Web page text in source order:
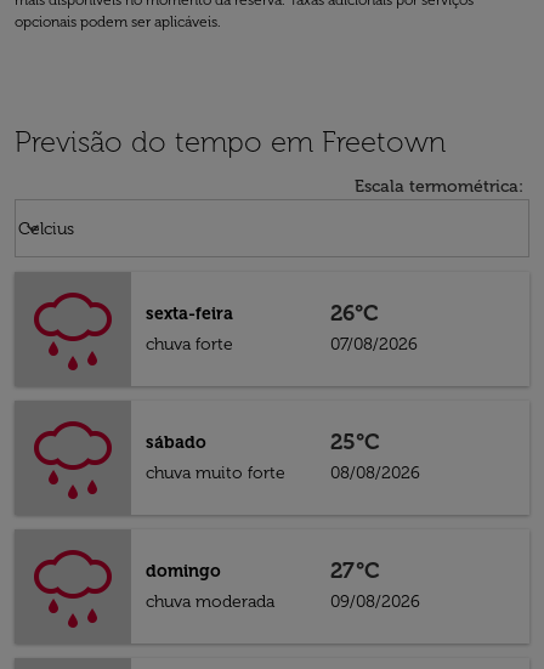
opcionais podem ser aplicáveis.
Previsão do tempo em Freetown
Escala termométrica:
Celcius
keyboard_arrow_down
sexta-feira
chuva forte
26°C
07/08/2026
sábado
chuva muito forte
25°C
08/08/2026
domingo
chuva moderada
27°C
09/08/2026